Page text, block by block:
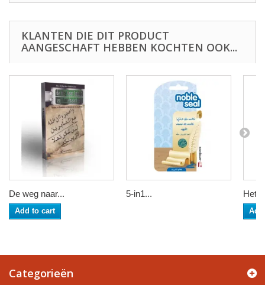
KLANTEN DIE DIT PRODUCT
AANGESCHAFT HEBBEN KOCHTEN OOK...
De weg naar...
Add to cart
5-in1... Het
Categorieën